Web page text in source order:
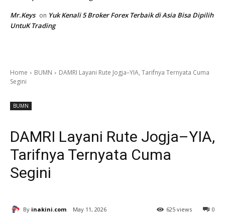
Mr.Keys on Yuk Kenali 5 Broker Forex Terbaik di Asia Bisa Dipilih
UntuK Trading